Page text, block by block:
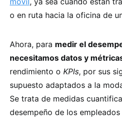
o en ruta hacia la oficina de
Ahora, para medir el
necesitamos datos y
rendimiento o KPIs, por sus
supuesto adaptados a la
Se trata de medidas
desempeño de los